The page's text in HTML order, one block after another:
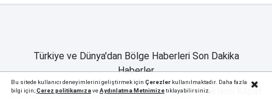
Türkiye ve Dünya'dan Bölge Haberleri Son Dakika
Haberler
Bu sitede kullanıcı deneyimlerini geliştirmek için Çerezlerkullanılmaktadır. Daha fazla
bilgi için;Çerez politikamızaveAydınlatma Metnimizetıklayabilirsiniz.Reklamı Kapat